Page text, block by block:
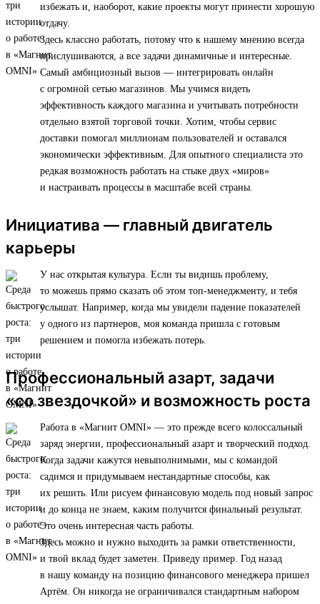
избежать и, наоборот, какие проекты могут принести хорошую
отдачу.
Здесь классно работать, потому что к нашему мнению всегда
прислушиваются, а все задачи динамичные и интересные.
Самый амбициозный вызов — интегрировать онлайн
с огромной сетью магазинов. Мы учимся видеть
эффективность каждого магазина и учитывать потребности
отдельно взятой торговой точки. Хотим, чтобы сервис
доставки помогал миллионам пользователей и оставался
экономически эффективным. Для опытного специалиста это
редкая возможность работать на стыке двух «миров»
и настраивать процессы в масштабе всей страны.
Инициатива — главный двигатель
карьеры
У нас открытая культура. Если ты видишь проблему,
то можешь прямо сказать об этом топ-менеджменту, и тебя
услышат. Например, когда мы увидели падение показателей
у одного из партнеров, моя команда пришла с готовым
решением и помогла избежать потерь.
Профессиональный азарт, задачи
«со звездочкой» и возможность роста
Работа в «Магнит OMNI» — это прежде всего колоссальный
заряд энергии, профессиональный азарт и творческий подход.
Когда задачи кажутся невыполнимыми, мы с командой
садимся и придумываем нестандартные способы, как
их решить. Или рисуем финансовую модель под новый запрос
и до конца не знаем, каким получится финальный результат.
Это очень интересная часть работы.
Здесь можно и нужно выходить за рамки ответственности,
и твой вклад будет заметен. Приведу пример. Год назад
в нашу команду на позицию финансового менеджера пришел
Артём. Он никогда не ограничивался стандартным набором